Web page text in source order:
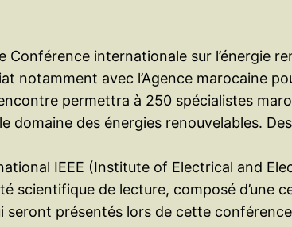
internationale sur l’énergie
notamment avec l’Agence marocaine
permettra à 250 spécialistes
domaine des énergies renouvelables.
IEEE (Institute of Electrical and
scientifique de lecture, composé d’une
seront présentés lors de cette